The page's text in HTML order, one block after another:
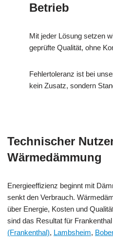
Betrieb
Mit jeder Lösung setzen
geprüfte Qualität, ohne
Fehlertoleranz ist bei
kein Zusatz, sondern
Technischer
Wärmedämmung
Energieeffizienz beginnt mit
senkt den Verbrauch.
über Energie, Kosten und
sind das Resultat für
(Frankenthal), Lambsheim,